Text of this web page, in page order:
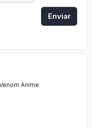
Enviar
Anime